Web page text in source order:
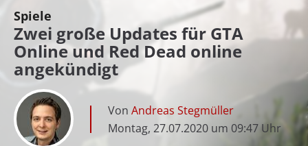
Spiele
Zwei große Updates für GTA
Online und Red Dead online
angekündigt
Von Andreas Stegmüller
Montag, 27.07.2020 um 09:47 Uhr